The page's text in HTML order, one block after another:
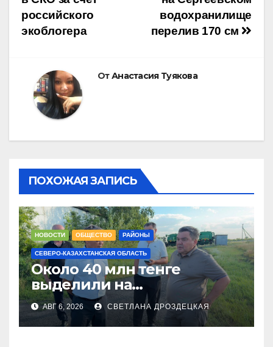
записям
водохранилище
перелив 170 см
российского
экоблогера
ОтАнастасия Туякова
ПОХОЖАЯ ЗАПИСЬ
НОВОСТИ ОБЩЕСТВО РАЙОНЫ
СЕВЕРО-КАЗАХСТАНСКАЯ ОБЛАСТЬ
Около 40 млн тенге
выделили на
модернизацию котельных
в городе Тайынше
АВГ 6, 2026 СВЕТЛАНА ДРОЗДЕЦКАЯ